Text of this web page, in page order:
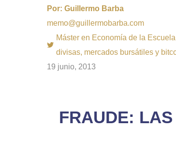
Por: Guillermo Barba
memo@guillermobarba.com
Máster en Economía de la
divisas, mercados bursátiles y
19 junio, 2013
FRAUDE: